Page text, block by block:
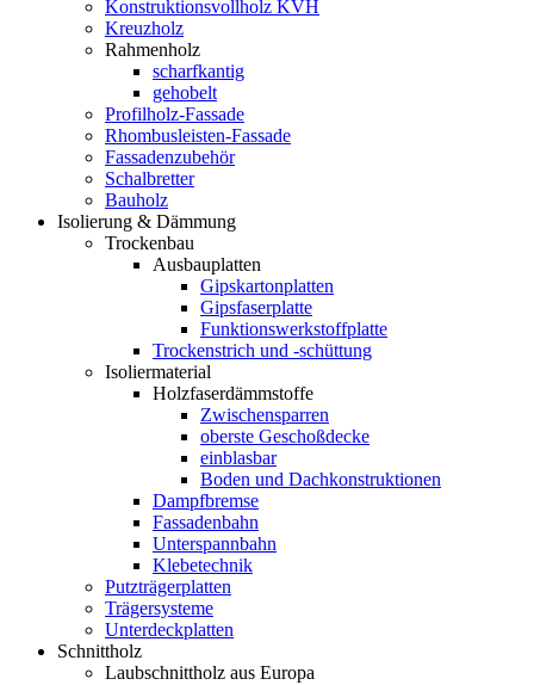
Konstruktionsvollholz KVH
Kreuzholz
Rahmenholz
scharfkantig
gehobelt
Profilholz-Fassade
Rhombusleisten-Fassade
Fassadenzubehör
Schalbretter
Bauholz
Isolierung & Dämmung
Trockenbau
Ausbauplatten
Gipskartonplatten
Gipsfaserplatte
Funktionswerkstoffplatte
Trockenstrich und -schüttung
Isoliermaterial
Holzfaserdämmstoffe
Zwischensparren
oberste Geschoßdecke
einblasbar
Boden und Dachkonstruktionen
Dampfbremse
Fassadenbahn
Unterspannbahn
Klebetechnik
Putzträgerplatten
Trägersysteme
Unterdeckplatten
Schnittholz
Laubschnittholz aus Europa